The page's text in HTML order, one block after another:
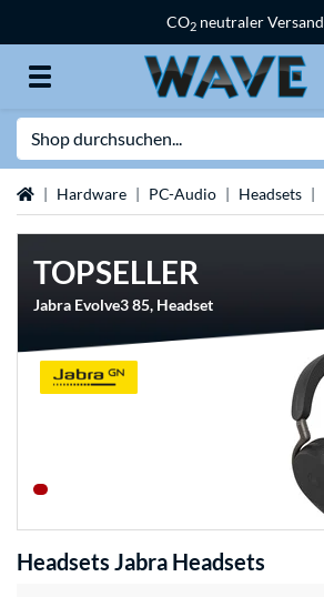
CO2 neutraler Versand
StartseiteHardware PC-Audio Headsets
TOPSELLER
Jabra Evolve3 85, Headset
Headsets Jabra Headsets